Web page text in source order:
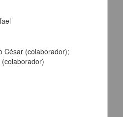
Documentación académica y de investigación
César (colaborador);